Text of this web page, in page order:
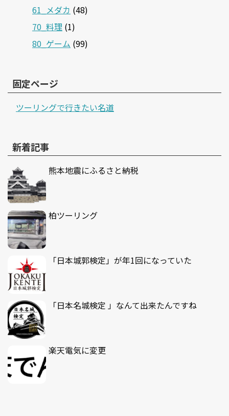
61_メダカ (48)
70_料理 (1)
80_ゲーム (99)
固定ページ
ツーリングで行きたい名道
新着記事
熊本地震にふるさと納税
柏ツーリング
「日本城郭検定」が年1回になっていた
「日本名城検定 」なんて出来たんですね
楽天電気に変更